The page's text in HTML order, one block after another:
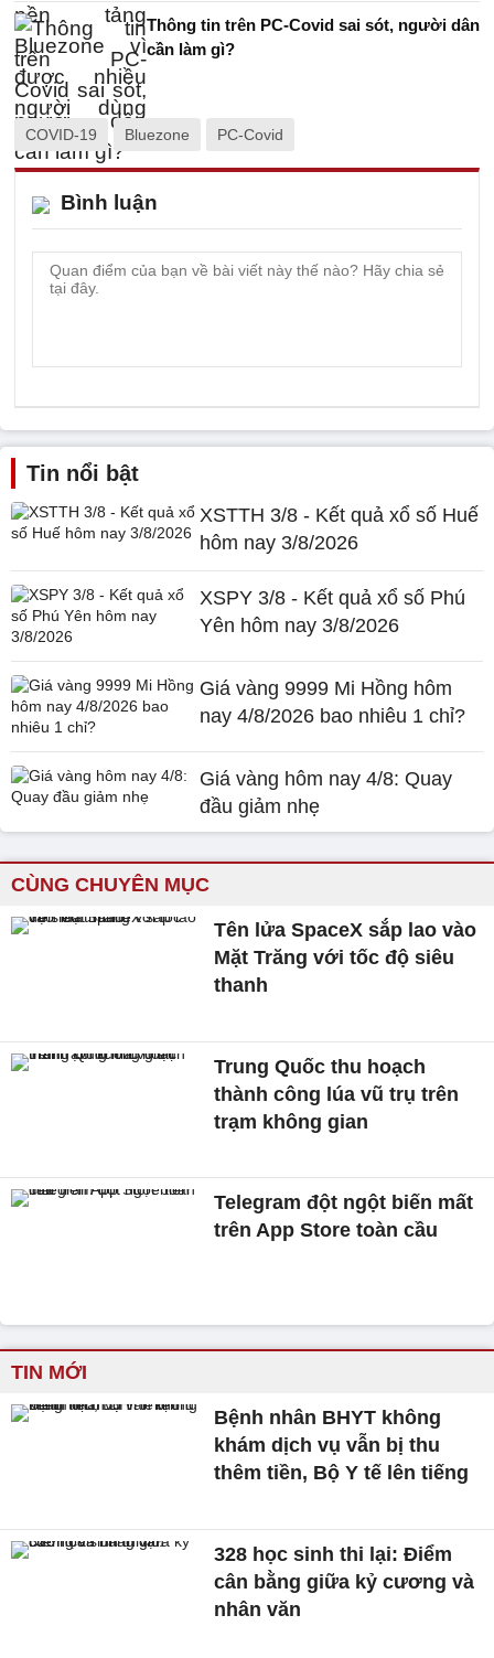
Thông tin trên PC-Covid sai sót, người dân
cần làm gì?
COVID-19 Bluezone PC-Covid
Bình luận
Tin nổi bật
XSTTH 3/8 - Kết quả xổ số Huế
hôm nay 3/8/2026
XSPY 3/8 - Kết quả xổ số Phú
Yên hôm nay 3/8/2026
Giá vàng 9999 Mi Hồng hôm
nay 4/8/2026 bao nhiêu 1 chỉ?
Giá vàng hôm nay 4/8: Quay
đầu giảm nhẹ
CÙNG CHUYÊN MỤC
Tên lửa SpaceX sắp lao vào
Mặt Trăng với tốc độ siêu
thanh
Trung Quốc thu hoạch
thành công lúa vũ trụ trên
trạm không gian
Telegram đột ngột biến mất
trên App Store toàn cầu
TIN MỚI
Bệnh nhân BHYT không
khám dịch vụ vẫn bị thu
thêm tiền, Bộ Y tế lên tiếng
328 học sinh thi lại: Điểm
cân bằng giữa kỷ cương và
nhân văn